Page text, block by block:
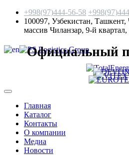
+998(97)444-56-58
100097, Узбекистан,
массив Чиланзар, 9-й квартал,
Официальный
Главная
Каталог
Контакты
О компании
Медиа
Новости